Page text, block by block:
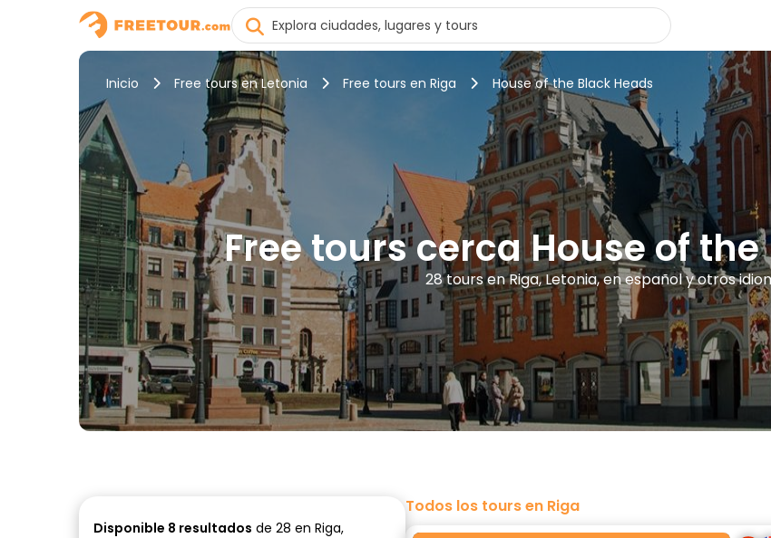
Inicio Free tours en Letonia Free tours en Riga House of the Black Heads
Free tours cerca House of
28 tours en Riga, Letonia, en español y otros
Disponible 8 resultados de 28 en Riga,
Todos los tours en Riga